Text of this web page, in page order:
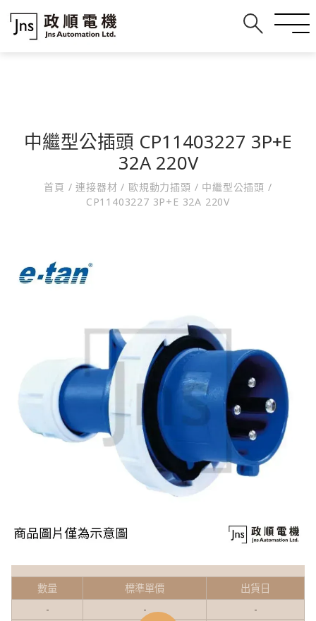
中繼型公插頭 CP11403227 3P+E
32A 220V
首頁 / 連接器材/ 歐規動力插頭 / 中繼型公插頭 /
CP11403227 3P+E 32A 220V
數量 標準單價
出貨日
-
-
-